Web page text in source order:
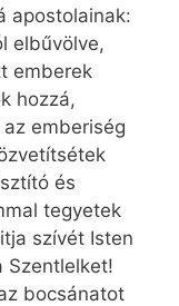
apostolainak:
elbűvölve,
emberek
hozzá,
emberiség
és
tegyetek
szívét Isten
Szentlelket!
bocsánatot